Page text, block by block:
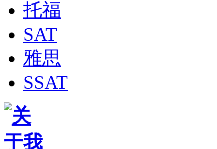
托福
SAT
雅思
SSAT